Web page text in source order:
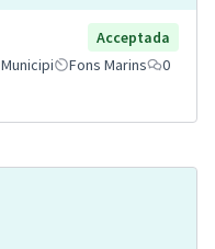
Acceptada
Municipi Fons Marins
0